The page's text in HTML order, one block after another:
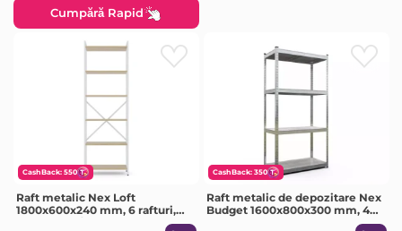
Cumpără Rapid
CashBack: 550
Raft metalic Nex Loft
1800x600x240 mm, 6 rafturi,
CashBack: 350
Raft metalic de depozitare Nex
Budget 1600x800x300 mm, 4